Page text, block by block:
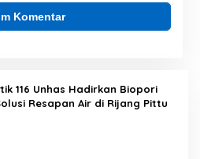
116 Unhas Hadirkan Biopori
Resapan Air di Rijang Pittu